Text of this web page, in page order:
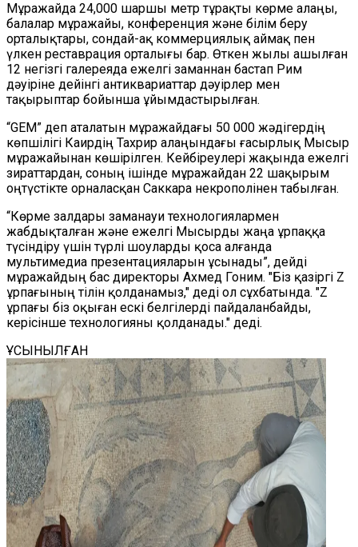
Мұражайда 24,000 шаршы метр тұрақты көрме алаңы,
балалар мұражайы, конференция және білім беру
орталықтары, сондай-ақ коммерциялық аймақ пен
үлкен реставрация орталығы бар. Өткен жылы ашылған
12 негізгі галереяда ежелгі заманнан бастап Рим
дәуіріне дейінгі антиквариаттар дәуірлер мен
тақырыптар бойынша ұйымдастырылған.
“GEM” деп аталатын мұражайдағы 50 000 жәдігердің
көпшілігі Каирдің Тахрир алаңындағы ғасырлық Мысыр
мұражайынан көшірілген. Кейбіреулері жақында ежелгі
зираттардан, соның ішінде мұражайдан 22 шақырым
оңтүстікте орналасқан Саккара некрополінен табылған.
“Көрме залдары заманауи технологиялармен
жабдықталған және ежелгі Мысырды жаңа ұрпаққа
түсіндіру үшін түрлі шоуларды қоса алғанда
мультимедиа презентацияларын ұсынады”, дейді
мұражайдың бас директоры Ахмед Гоним. "Біз қазіргі Z
ұрпағының тілін қолданамыз," деді ол сұхбатында. "Z
ұрпағы біз оқыған ескі белгілерді пайдаланбайды,
керісінше технологияны қолданады." деді.
ҰСЫНЫЛҒАН